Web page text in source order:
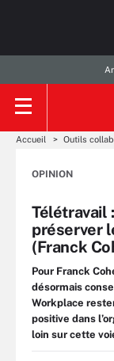
Accueil Outils
OPINION
Télétravail
préserver
(Franck
Pour Franck
désormais
Workplace
positive dans
loin sur cette